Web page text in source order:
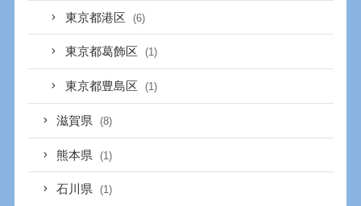
東京都港区 (6)
東京都葛飾区 (1)
東京都豊島区 (1)
滋賀県 (8)
熊本県 (1)
石川県 (1)